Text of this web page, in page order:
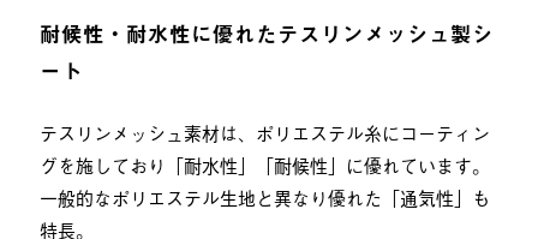
耐候性・耐水性に優れたテスリンメッシュ製シ
ート
テスリンメッシュ素材は、ポリエステル糸にコーティン
グを施しており「耐水性」「耐候性」に優れています。
一般的なポリエステル生地と異なり優れた「通気性」も
特長。